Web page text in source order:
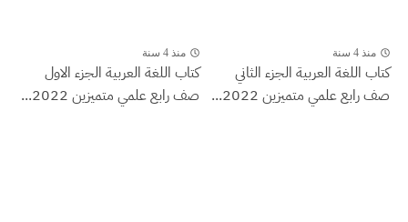
منذ 4 سنة
كتاب اللغة العربية الجزء الثاني
صف رابع علمي متميزين 2022...
منذ 4 سنة
كتاب اللغة العربية الجزء الاول
صف رابع علمي متميزين 2022...